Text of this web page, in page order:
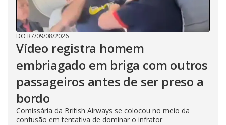
DO R7/09/08/2026
Vídeo registra homem
embriagado em briga com outros
passageiros antes de ser preso a
bordo
Comissária da British Airways se colocou no meio da
confusão em tentativa de dominar o infrator